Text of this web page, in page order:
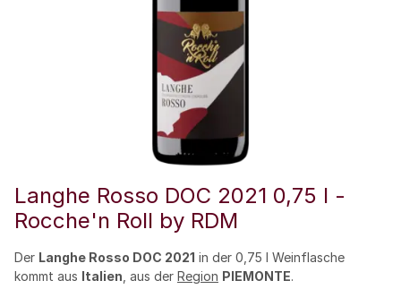
Langhe Rosso DOC 2021 0,75 l -
Rocche'n Roll by RDM
Der Langhe Rosso DOC 2021 in der 0,75 l Weinflasche
kommt aus Italien , aus der Region PIEMONTE.